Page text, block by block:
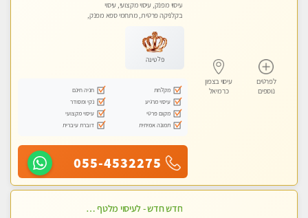
לפרטים
נוספים
עיסוי בצפון
כרמיאל
עיסוי מפנק, עיסוי מקצועי, עיסוי
בקלניקה פרטית, מתחמי ספא מפנק,
פלטינה
מקלחת
חניה חינם
עיסוי מרגיע
נקי ומסודר
מקום פרטי
עיסוי מקצועי
תמונה אמיתית
דוברת עיברית
055-4532275
חדש חדש - לעיסוי מלטף איכותי ומיוחד במינו..... באווירה ביתית לאור נרות !